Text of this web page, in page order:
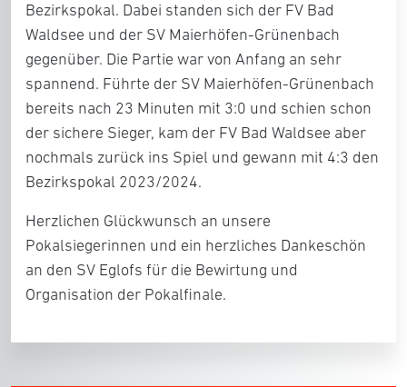
Bezirkspokal. Dabei standen sich der FV Bad
Waldsee und der SV Maierhöfen-Grünenbach
gegenüber. Die Partie war von Anfang an sehr
spannend. Führte der SV Maierhöfen-Grünenbach
bereits nach 23 Minuten mit 3:0 und schien schon
der sichere Sieger, kam der FV Bad Waldsee aber
nochmals zurück ins Spiel und gewann mit 4:3 den
Bezirkspokal 2023/2024.
Herzlichen Glückwunsch an unsere
Pokalsiegerinnen und ein herzliches Dankeschön
an den SV Eglofs für die Bewirtung und
Organisation der Pokalfinale.